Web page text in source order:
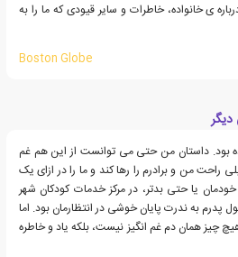
ی خانواده، خاطرات و سایر قیودی که ما را به
Boston Globe
بود. داستان من حتی می توانست از این هم غم
راحت من و برادرم را رها کند و ما را در ازای یک
یا حتی بدتر، در مرکز خدمات کودکان شهر
پدرم به ندرت پایان خوشی در انتظارمان بود. اما
چیز همان دم غم انگیز نیست، بلکه یاد و خاطره